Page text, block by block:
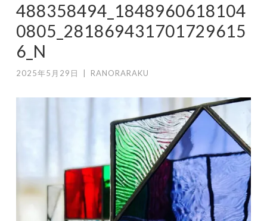
ス
キ
プ
488358494_1848960618104
0805_281869431701729615
6_N
2025年5月29日 RANORARAKU